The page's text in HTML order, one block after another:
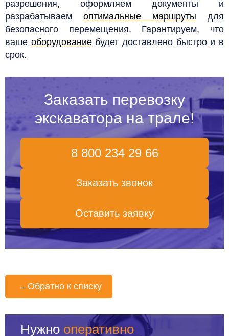
разрешения, оформляем документы и
разрабатываем оптимальные маршруты для
безопасного перемещения. Гарантируем, что
ваше оборудованиебудет доставлено быстро и в
срок.
Заказать перевозку
экскаватора на трале!
8 800 234 29 66
Заказать звонок
Оставить заявку
← Обратно к списку
Нужно оперативно